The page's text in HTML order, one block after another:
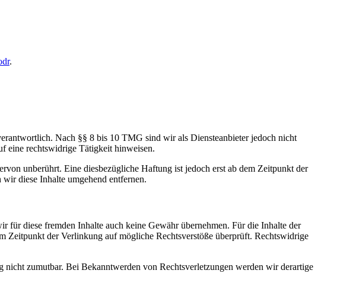
.
Nach §§ 8 bis 10 TMG sind wir als Diensteanbieter jedoch nicht
eine rechtswidrige Tätigkeit hinweisen.
unberührt. Eine diesbezügliche Haftung ist jedoch erst ab dem Zeitpunkt der
diese Inhalte umgehend entfernen.
diese fremden Inhalte auch keine Gewähr übernehmen. Für die Inhalte der
Zeitpunkt der Verlinkung auf mögliche Rechtsverstöße überprüft. Rechtswidrige
zumutbar. Bei Bekanntwerden von Rechtsverletzungen werden wir derartige